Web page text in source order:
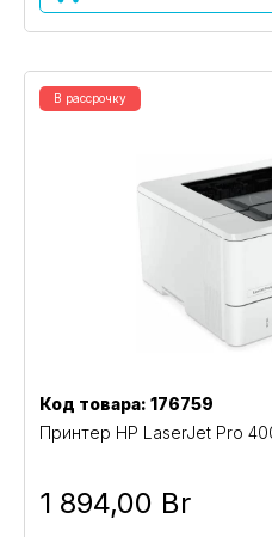
В рассрочку
Код товара: 176759
Принтер HP LaserJet Pro
1 894,00 Br